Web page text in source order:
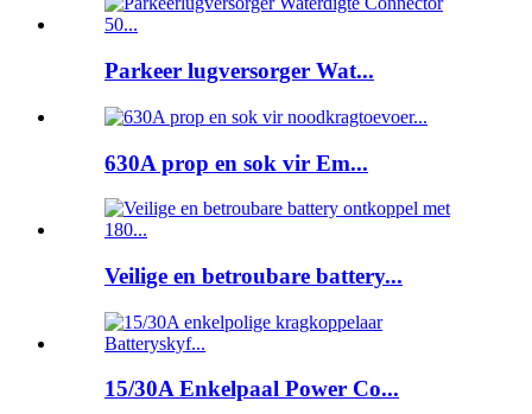
Parkeer lugversorger Wat...
630A prop en sok vir Em...
Veilige en betroubare battery...
15/30A Enkelpaal Power Co...